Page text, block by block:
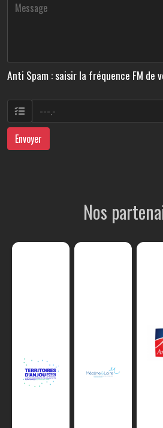
Anti Spam : saisir la fréquence FM de
Envoyer
Nos